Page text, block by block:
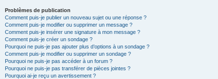
Problèmes de publication
Comment puis-je publier un nouveau sujet ou une réponse ?
Comment puis-je modifier ou supprimer un message ?
Comment puis-je insérer une signature à mon message ?
Comment puis-je créer un sondage ?
Pourquoi ne puis-je pas ajouter plus d’options à un sondage ?
Comment puis-je modifier ou supprimer un sondage ?
Pourquoi ne puis-je pas accéder à un forum ?
Pourquoi ne puis-je pas transférer de pièces jointes ?
Pourquoi ai-je reçu un avertissement ?